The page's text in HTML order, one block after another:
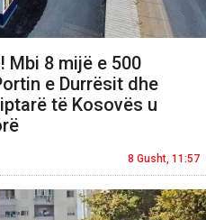
Mbi 8 mijë e 500
e Durrësit dhe
të Kosovës u
8 Gusht, 11:57